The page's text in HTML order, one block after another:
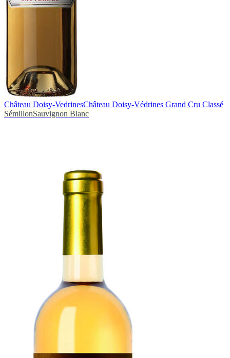
Château Doisy-VedrinesChâteau Doisy-Védrines Grand Cru Classé
SémillonSauvignon Blanc